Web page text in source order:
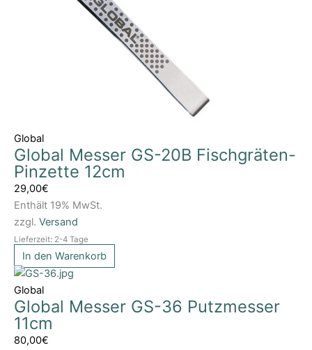
Global
Global Messer GS-20B Fischgräten-
Pinzette 12cm
29,00€
Enthält 19% MwSt.
zzgl. Versand
Lieferzeit: 2-4 Tage
In den Warenkorb
Global
Global Messer GS-36 Putzmesser
11cm
80,00€